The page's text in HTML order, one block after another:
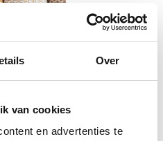
Over
van cookies
en advertenties te